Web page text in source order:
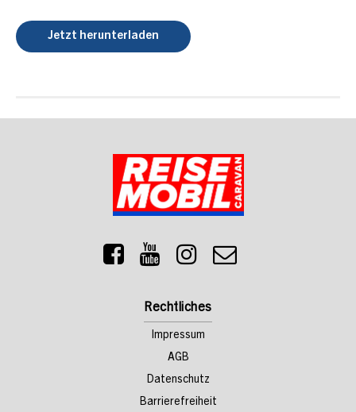
Jetzt herunterladen
Rechtliches
Impressum
AGB
Datenschutz
Barrierefreiheit